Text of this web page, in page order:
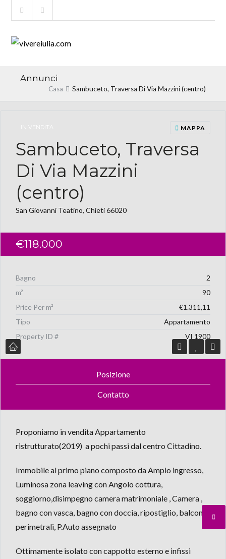
Annunci
Casa Sambuceto, Traversa Di Via Mazzini (centro)
IN VENDITA
Sambuceto, Traversa
Di Via Mazzini
(centro)
San Giovanni Teatino, Chieti 66020
MAPPA
€118.000
Bagno
2
m²
90
Price Per m²
€1.311,11
Tipo
Appartamento
Property ID #
VI 1900
Posizione
Contatto
Proponiamo in vendita Appartamento
ristrutturato(2019) a pochi passi dal centro Cittadino.
Immobile al primo piano composto da Ampio ingresso,
Luminosa zona leaving con Angolo cottura,
soggiorno,disimpegno camera matrimoniale , Camera ,
bagno con vasca, bagno con doccia, ripostiglio, balconi
perimetrali, P.Auto assegnato
Ottimamente isolato con cappotto esterno e infissi